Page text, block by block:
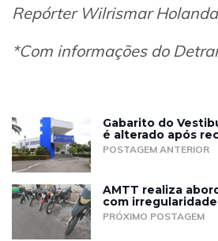
Repórter Wilrismar Holanda
*Com informações do
Gabarito do
é alterado após
POSTAGEM ANTERIOR
AMTT realiza
com
PRÓXIMO POSTAGEM